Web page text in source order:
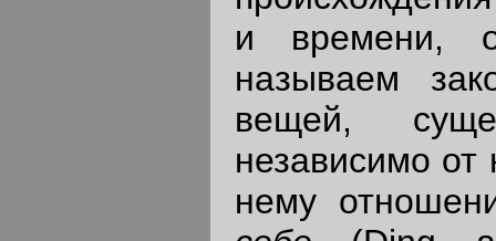
и времени,
называем
вещей,
независимо от
нему